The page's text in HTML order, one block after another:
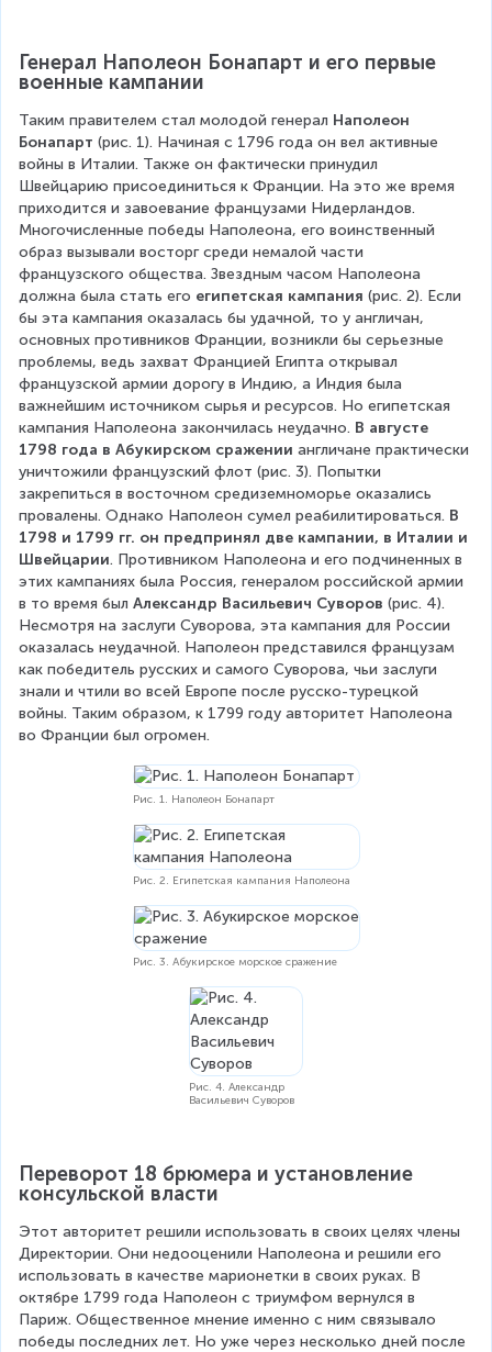
Генерал Наполеон Бонапарт и его первые
военные кампании
Таким правителем стал молодой генерал Наполеон
Бонапарт (рис. 1). Начиная с 1796 года он вел активные
войны в Италии. Также он фактически принудил
Швейцарию присоединиться к Франции. На это же время
приходится и завоевание французами Нидерландов.
Многочисленные победы Наполеона, его воинственный
образ вызывали восторг среди немалой части
французского общества. Звездным часом Наполеона
должна была стать его египетская кампания (рис. 2). Если
бы эта кампания оказалась бы удачной, то у англичан,
основных противников Франции, возникли бы серьезные
проблемы, ведь захват Францией Египта открывал
французской армии дорогу в Индию, а Индия была
важнейшим источником сырья и ресурсов. Но египетская
кампания Наполеона закончилась неудачно. В августе
1798 года в Абукирском сражении англичане практически
уничтожили французский флот (рис. 3). Попытки
закрепиться в восточном средиземноморье оказались
провалены. Однако Наполеон сумел реабилитироваться. В
1798 и 1799 гг. он предпринял две кампании, в Италии и
Швейцарии. Противником Наполеона и его подчиненных в
этих кампаниях была Россия, генералом российской армии
в то время был Александр Васильевич Суворов (рис. 4).
Несмотря на заслуги Суворова, эта кампания для России
оказалась неудачной. Наполеон представился французам
как победитель русских и самого Суворова, чьи заслуги
знали и чтили во всей Европе после русско-турецкой
войны. Таким образом, к 1799 году авторитет Наполеона
во Франции был огромен.
Рис. 1. Наполеон Бонапарт
Рис. 2. Египетская кампания Наполеона
Рис. 3. Абукирское морское сражение
Рис. 4. Александр
Васильевич Суворов
Переворот 18 брюмера и установление
консульской власти
Этот авторитет решили использовать в своих целях члены
Директории. Они недооценили Наполеона и решили его
использовать в качестве марионетки в своих руках. В
октябре 1799 года Наполеон с триумфом вернулся в
Париж. Общественное мнение именно с ним связывало
победы последних лет. Но уже через несколько дней после